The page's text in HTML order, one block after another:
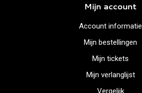
Mijn account
Account informatie
Mijn bestellingen
Mijn tickets
Mijn verlanglijst
Vergelijk